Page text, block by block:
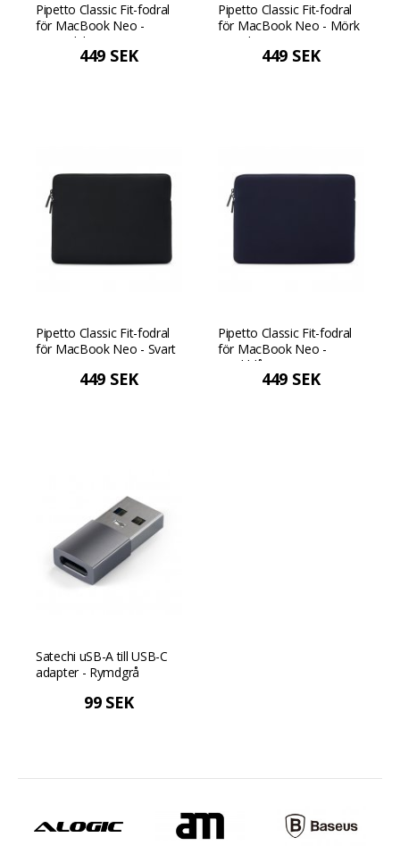
Pipetto Classic Fit-fodral
för MacBook Neo -
Lavendel
449 SEK
Pipetto Classic Fit-fodral
för MacBook Neo - Mörk
petrol
449 SEK
Pipetto Classic Fit-fodral
för MacBook Neo - Svart
449 SEK
Pipetto Classic Fit-fodral
för MacBook Neo -
Mörkblå
449 SEK
Satechi uSB-A till USB-C
adapter - Rymdgrå
99 SEK